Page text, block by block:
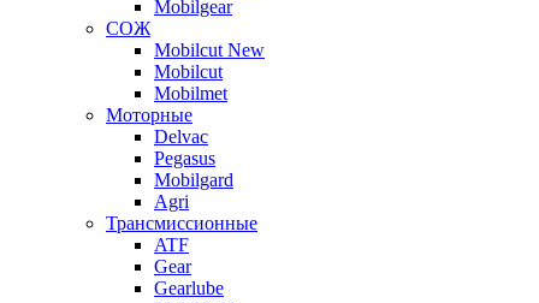
Mobilgear
СОЖ
Mobilcut New
Mobilcut
Mobilmet
Моторные
Delvac
Pegasus
Mobilgard
Agri
Трансмиссионные
ATF
Gear
Gearlube